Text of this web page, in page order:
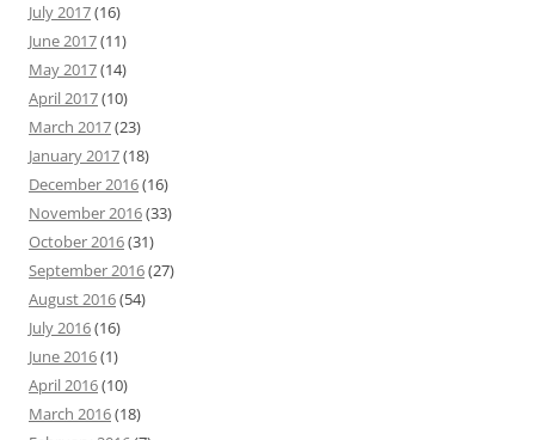
July 2017(16)
June 2017(11)
May 2017(14)
April 2017(10)
March 2017(23)
January 2017(18)
December 2016(16)
November 2016(33)
October 2016(31)
September 2016(27)
August 2016(54)
July 2016(16)
June 2016(1)
April 2016(10)
March 2016(18)